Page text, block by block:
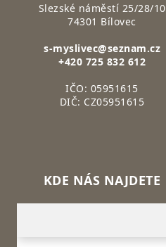
Slezské náměstí 25/28/10
74301 Bílovec
s-myslivec@seznam.cz
+420 725 832 612
IČO: 05951615
DIČ: CZ05951615
KDE NÁS NAJDETE